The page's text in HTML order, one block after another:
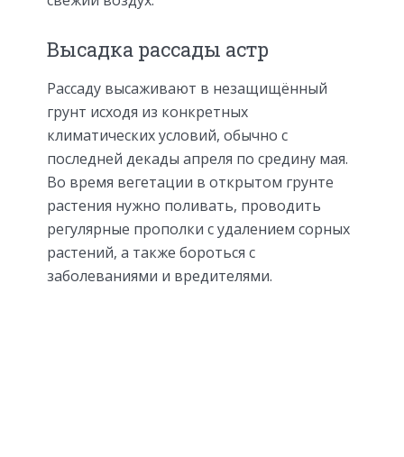
Высадка рассады астр
Рассаду высаживают в незащищённый
грунт исходя из конкретных
климатических условий, обычно с
последней декады апреля по средину мая.
Во время вегетации в открытом грунте
растения нужно поливать, проводить
регулярные прополки с удалением сорных
растений, а также бороться с
заболеваниями и вредителями.